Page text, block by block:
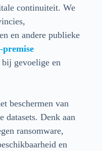
continuiteit. We
en andere publieke
premise
gevoelige en
beschermen van
datasets. Denk aan
ransomware,
en